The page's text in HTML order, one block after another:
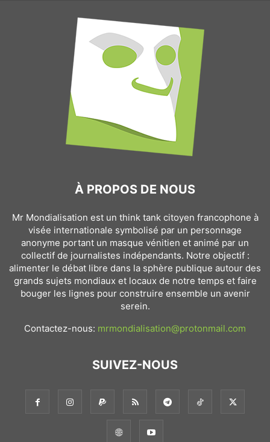
À PROPOS DE NOUS
Mr Mondialisation est un think tank citoyen francophone à
visée internationale symbolisé par un personnage
anonyme portant un masque vénitien et animé par un
collectif de journalistes indépendants. Notre objectif :
alimenter le débat libre dans la sphère publique autour des
grands sujets mondiaux et locaux de notre temps et faire
bouger les lignes pour construire ensemble un avenir
serein.
Contactez-nous: mrmondialisation@protonmail.com
SUIVEZ-NOUS